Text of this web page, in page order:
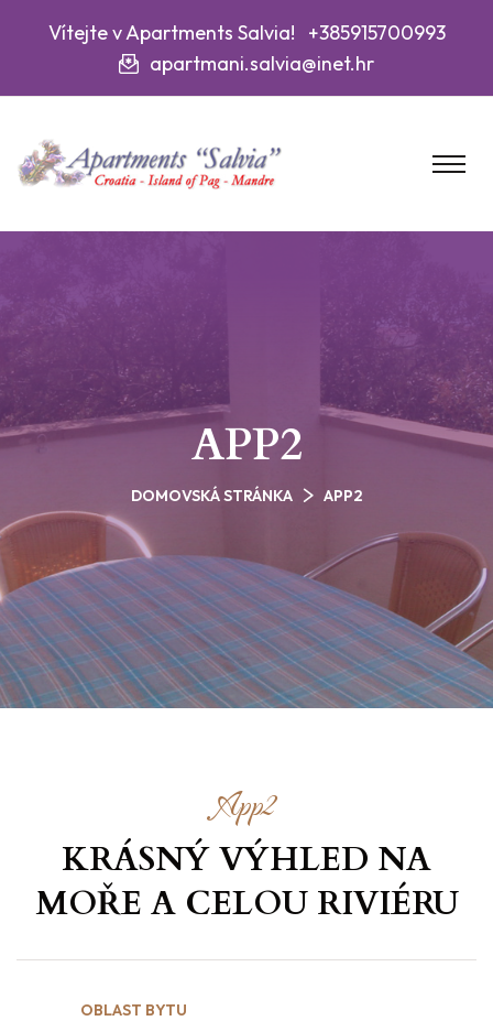
Vítejte v Apartments Salvia! +385915700993
apartmani.salvia@inet.hr
APP2
DOMOVSKÁ STRÁNKA APP2
App2
KRÁSNÝ VÝHLED NA
MOŘE A CELOU RIVIÉRU
OBLAST BYTU